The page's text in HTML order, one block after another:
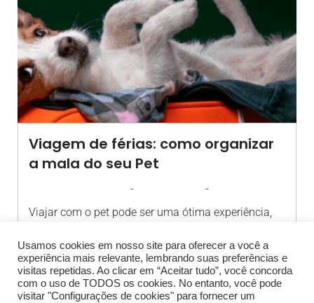
Viagem de férias: como organizar
a mala do seu Pet
- -
Viajar com o pet pode ser uma ótima experiência,
Usamos cookies em nosso site para oferecer a você a
experiência mais relevante, lembrando suas preferências e
visitas repetidas. Ao clicar em “Aceitar tudo”, você concorda
com o uso de TODOS os cookies. No entanto, você pode
visitar "Configurações de cookies" para fornecer um